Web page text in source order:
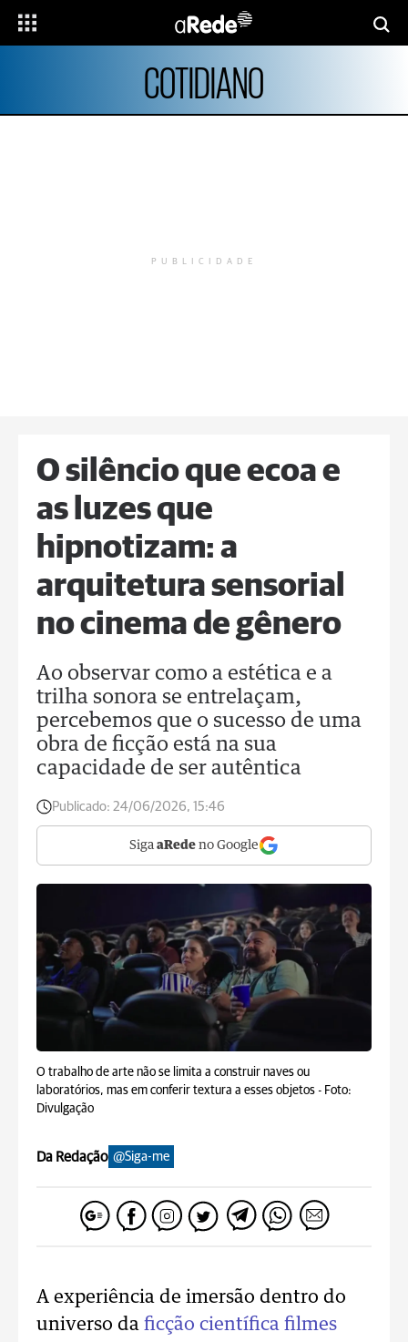
COTIDIANO
PUBLICIDADE
O silêncio que ecoa e
as luzes que
hipnotizam: a
arquitetura sensorial
no cinema de gênero
Ao observar como a estética e a
trilha sonora se entrelaçam,
percebemos que o sucesso de uma
obra de ficção está na sua
capacidade de ser autêntica
Publicado: 24/06/2026, 15:46
Siga aRede no Google
O trabalho de arte não se limita a construir naves ou
laboratórios, mas em conferir textura a esses objetos - Foto:
Divulgação
Da Redação @Siga-me
A experiência de imersão dentro do
universo da ficção científica filmes